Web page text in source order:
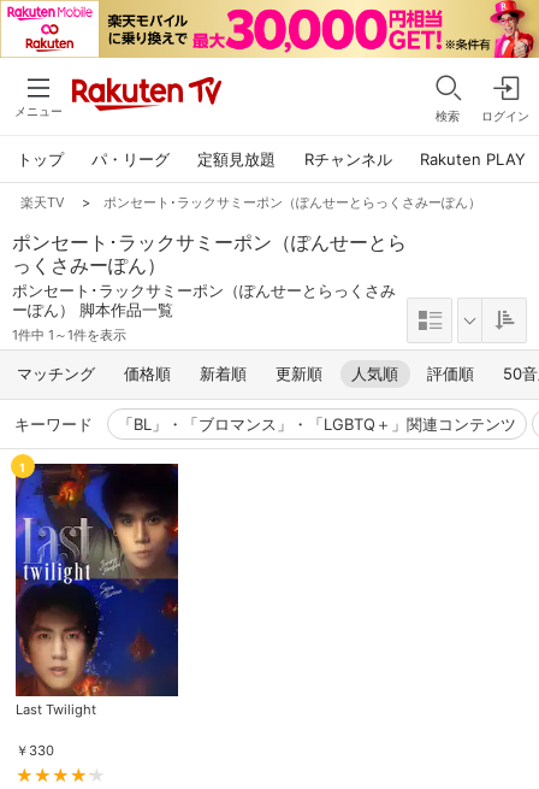
メニュー 検索 ログイン
トップ パ・リーグ 定額見放題 Rチャンネル Rakuten PLAY
楽天TV > ポンセート･ラックサミーポン（ぽんせーとらっくさみーぽん）
ポンセート･ラックサミーポン（ぽんせーとら
っくさみーぽん）
ポンセート･ラックサミーポン（ぽんせーとらっくさみ
ーぽん） 脚本作品一覧
1件中 1～1件を表示
マッチング 価格順 新着順 更新順 人気順 評価順 50
キーワード 「BL」・「ブロマンス」・「LGBTQ＋」関連コンテンツ
1
Last Twilight
￥ 330